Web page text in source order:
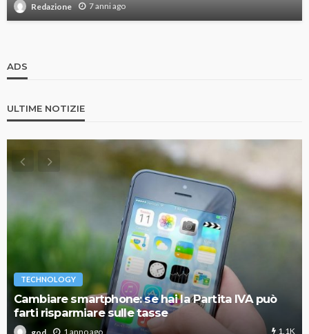
Redazione 7 anni ago
ADS
ULTIME NOTIZIE
TECHNOLOGY
Cambiare smartphone: se hai la Partita IVA può
farti risparmiare sulle tasse
1 anno ago 1.1K